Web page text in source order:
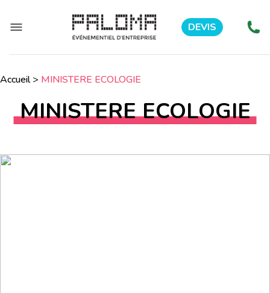
DEVIS
Accueil> MINISTERE ECOLOGIE
MINISTERE ECOLOGIE